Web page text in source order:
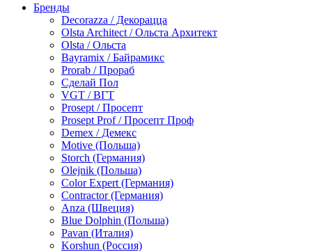
по металлу
антикорозийные
под декоративные штукатурки
для гипсокартона
под штукатурку
Герметик
акриловые
силиконовые универсальные, нейтральные
силиконовые санитарные (антигрибковые)
шовные для срубов
для кровли
для каминов
полиуретановые
Декоративные штукатурки и краски
краски для декора, патина
мокрый шелк
венецианские (эффект мрамора)
песок (эффект песчаных вихрей)
декоративная шпаклевка
Бренды
Decorazza / Декорацца
Olsta Architect / Ольста Архитект
Olsta / Ольста
Bayramix / Байрамикс
Prorab / Прораб
Сделай Пол
VGT / ВГТ
Prosept / Просепт
Prosept Prof / Просепт Проф
Demex / Демекс
Motive (Польша)
Storch (Германия)
Olejnik (Польша)
Color Expert (Германия)
Contractor (Германия)
Anza (Швеция)
Blue Dolphin (Польша)
Pavan (Италия)
Korshun (Россия)